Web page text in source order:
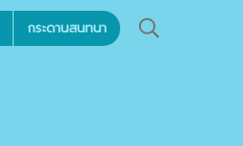
กระดานสนทนา